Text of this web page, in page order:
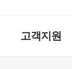
고객지원